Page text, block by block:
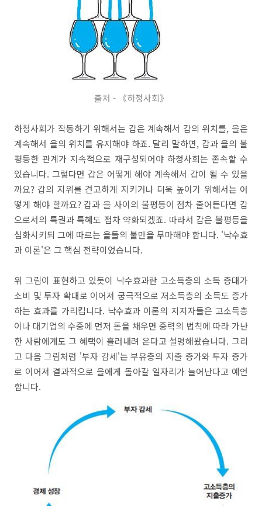
출처 - 《하청사회》
하청사회가 작동하기 위해서는 갑은 계속해서 갑의 위치를, 을은
계속해서 을의 위치를 유지해야 하죠. 달리 말하면, 갑과 을의 불
평등한 관계가 지속적으로 재구성되어야 하청사회는 존속할 수
있습니다. 그렇다면 갑은 어떻게 해야 계속해서 갑이 될 수 있을
까요? 갑의 지위를 견고하게 지키거나 더욱 높이기 위해서는 어
떻게 해야 할까요? 갑과 을 사이의 불평등이 점차 줄어든다면 갑
으로서의 특권과 특혜도 점차 약화되겠죠. 따라서 갑은 불평등을
심화시키되 그에 따르는 을들의 불만을 무마해야 합니다. '낙수효
과 이론'은 그 핵심 전략이었습니다.
위 그림이 표현하고 있듯이 낙수효과란 고소득층의 소득 증대가
소비 및 투자 확대로 이어져 궁극적으로 저소득층의 소득도 증가
하는 효과를 가리킵니다. 낙수효과 이론의 지지자들은 고소득층
이나 대기업의 수중에 먼저 돈을 채우면 중력의 법칙에 따라 가난
한 사람에게도 그 혜택이 흘러내려 온다고 설명해왔습니다. 그리
고 다음 그림처럼 '부자 감세'는 부유층의 지출 증가와 투자 증가
로 이어져 결과적으로 을에게 돌아갈 일자리가 늘어난다고 예언
합니다.